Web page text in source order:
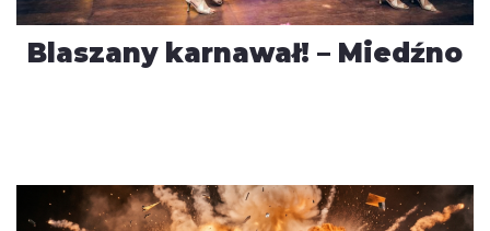
Blaszany karnawał! – Miedźno